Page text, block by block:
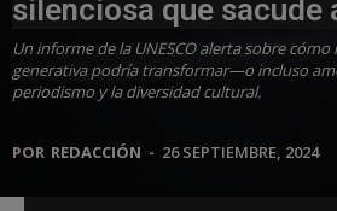
silenciosa que sacude
Un informe de la UNESCO alerta sobre
generativa podría transformar—o incluso
periodismo y la diversidad cultural.
POR REDACCIÓN - 26 SEPTIEMBRE, 2024